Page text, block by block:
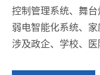
控制管理系统、舞台
弱电智能化系统、
涉及政企、学校、医